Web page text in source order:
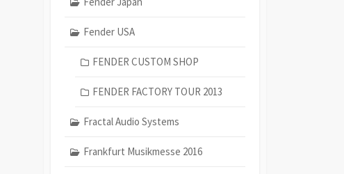
Fender USA
FENDER CUSTOM SHOP
FENDER FACTORY TOUR 2013
Fractal Audio Systems
Frankfurt Musikmesse 2016